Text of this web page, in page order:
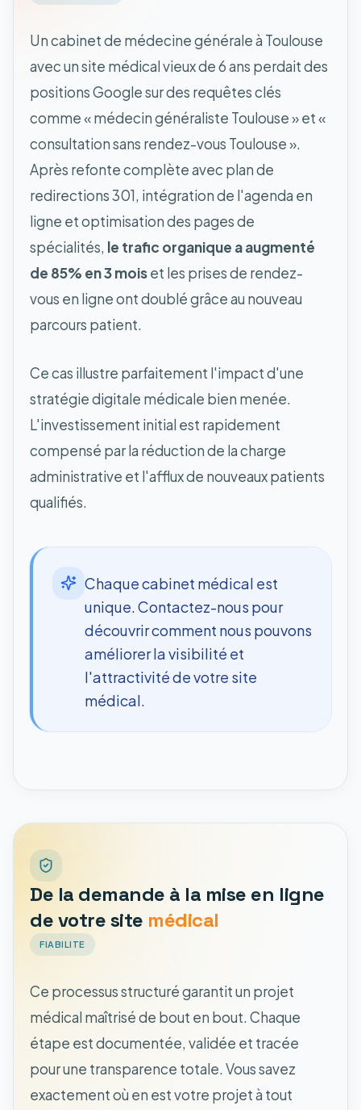
Un cabinet de médecine générale à Toulouse
avec un site médical vieux de 6 ans perdait des
positions Google sur des requêtes clés
comme « médecin généraliste Toulouse » et «
consultation sans rendez-vous Toulouse ».
Après refonte complète avec plan de
redirections 301, intégration de l'agenda en
ligne et optimisation des pages de
spécialités, le trafic organique a augmenté
de 85% en 3 moiset les prises de rendez-
vous en ligne ont doublé grâce au nouveau
parcours patient.
Ce cas illustre parfaitement l'impact d'une
stratégie digitale médicale bien menée.
L'investissement initial est rapidement
compensé par la réduction de la charge
administrative et l'afflux de nouveaux patients
qualifiés.
Chaque cabinet médical est
unique. Contactez-nous pour
découvrir comment nous pouvons
améliorer la visibilité et
l'attractivité de votre site
médical.
De la demande à la mise en ligne
de votre site médical
FIABILITE
Ce processus structuré garantit un projet
médical maîtrisé de bout en bout. Chaque
étape est documentée, validée et tracée
pour une transparence totale. Vous savez
exactement où en est votre projet à tout